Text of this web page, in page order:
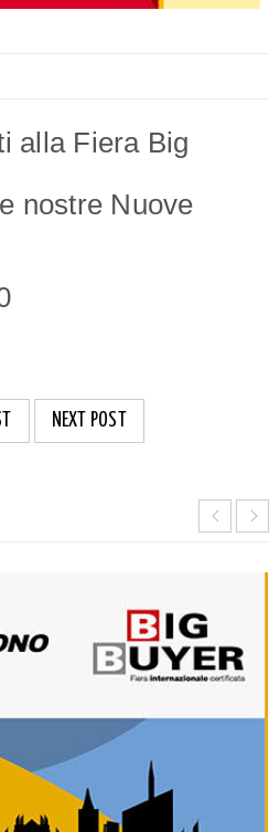
alla Fiera Big
nostre Nuove
NEXT POST